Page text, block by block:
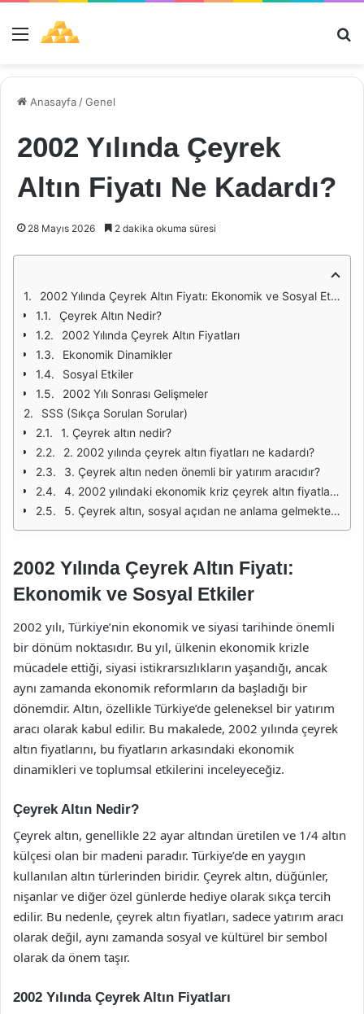
Menü
Anasayfa /Genel
2002 Yılında Çeyrek
Altın Fiyatı Ne Kadardı?
28 Mayıs 2026 2 dakika okuma süresi
2002 Yılında Çeyrek Altın Fiyatı: Ekonomik ve Sosyal Etkiler
Çeyrek Altın Nedir?
2002 Yılında Çeyrek Altın Fiyatları
Ekonomik Dinamikler
Sosyal Etkiler
2002 Yılı Sonrası Gelişmeler
SSS (Sıkça Sorulan Sorular)
1. Çeyrek altın nedir?
2. 2002 yılında çeyrek altın fiyatları ne kadardı?
3. Çeyrek altın neden önemli bir yatırım aracıdır?
4. 2002 yılındaki ekonomik kriz çeyrek altın fiyatlarını nasıl etkiledi?
5. Çeyrek altın, sosyal açıdan ne anlama gelmektedir?
2002 Yılında Çeyrek Altın Fiyatı:
Ekonomik ve Sosyal Etkiler
2002 yılı, Türkiye’nin ekonomik ve siyasi tarihinde önemli
bir dönüm noktasıdır. Bu yıl, ülkenin ekonomik krizle
mücadele ettiği, siyasi istikrarsızlıkların yaşandığı, ancak
aynı zamanda ekonomik reformların da başladığı bir
dönemdir. Altın, özellikle Türkiye’de geleneksel bir yatırım
aracı olarak kabul edilir. Bu makalede, 2002 yılında çeyrek
altın fiyatlarını, bu fiyatların arkasındaki ekonomik
dinamikleri ve toplumsal etkilerini inceleyeceğiz.
Çeyrek Altın Nedir?
Çeyrek altın, genellikle 22 ayar altından üretilen ve 1/4 altın
külçesi olan bir madeni paradır. Türkiye’de en yaygın
kullanılan altın türlerinden biridir. Çeyrek altın, düğünler,
nişanlar ve diğer özel günlerde hediye olarak sıkça tercih
edilir. Bu nedenle, çeyrek altın fiyatları, sadece yatırım aracı
olarak değil, aynı zamanda sosyal ve kültürel bir sembol
olarak da önem taşır.
2002 Yılında Çeyrek Altın Fiyatları